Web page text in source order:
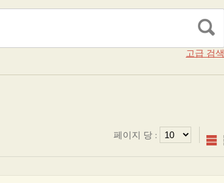
고급 검색
페이지 당 :